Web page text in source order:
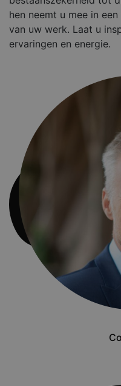
hen neemt u mee in
van uw werk. Laat u
ervaringen en energie.